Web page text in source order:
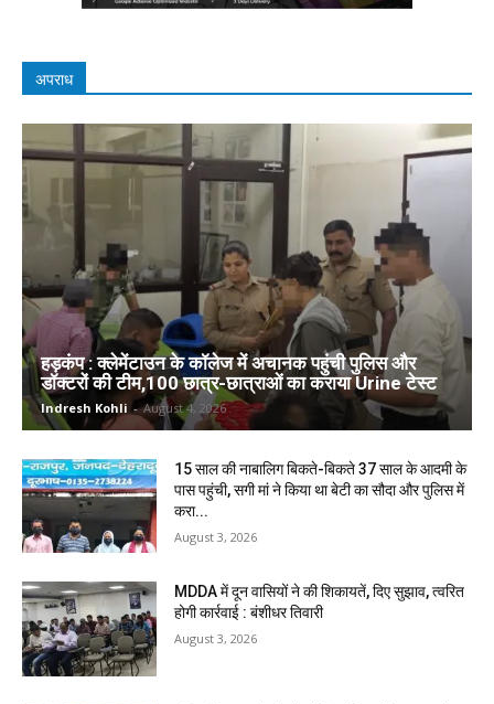
अपराध
हड़कंप : क्लेमेंटाउन के कॉलेज में अचानक पहुंची पुलिस और
डॉक्टरों की टीम,100 छात्र-छात्राओं का कराया Urine टेस्ट
Indresh Kohli - August 4, 2026
15 साल की नाबालिग बिकते-बिकते 37 साल के आदमी के
पास पहुंची, सगी मां ने किया था बेटी का सौदा और पुलिस में
करा...
August 3, 2026
MDDA में दून वासियों ने की शिकायतें, दिए सुझाव, त्वरित
होगी कार्रवाई : बंशीधर तिवारी
August 3, 2026